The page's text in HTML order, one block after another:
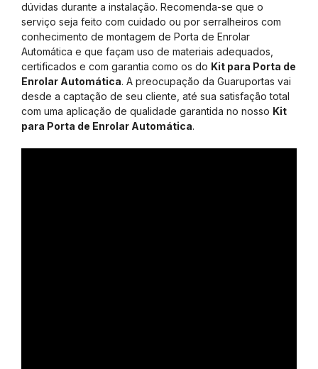
dúvidas durante a instalação. Recomenda-se que o
serviço seja feito com cuidado ou por serralheiros com
conhecimento de montagem de Porta de Enrolar
Automática e que façam uso de materiais adequados,
certificados e com garantia como os do Kit para Porta de
Enrolar Automática. A preocupação da Guaruportas vai
desde a captação de seu cliente, até sua satisfação total
com uma aplicação de qualidade garantida no nosso Kit
para Porta de Enrolar Automática.